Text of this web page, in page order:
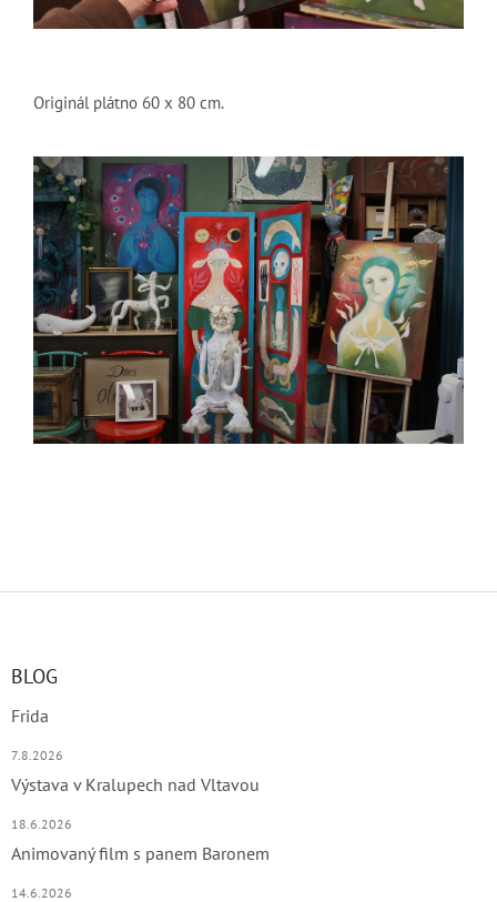
Originál plátno 60 x 80 cm.
Z
BLOG
Frida
7.8.2026
Výstava v Kralupech nad Vltavou
18.6.2026
Animovaný film s panem Baronem
14.6.2026